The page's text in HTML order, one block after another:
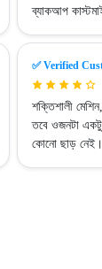
ব্যাকআপ
✅ Verified
শক্তিশালী
তবে ওজনটা একটু
কোনো ছাড় নেই।